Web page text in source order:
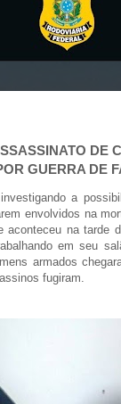
DE
GUERRA DE
a
envolvidos na
aconteceu na tarde
em seu
armados
fugiram.